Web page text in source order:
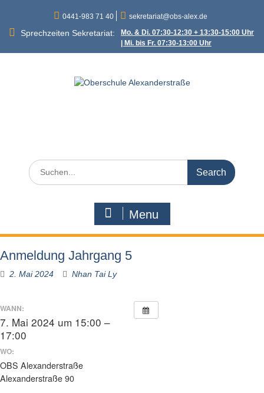
content
0441-983 71 40 sekretariat@obs-alex.de
Sprechzeiten Sekretariat:
Mo. & Di. 07:30-12:30 + 13:30-15:00 Uhr
| Mi. bis Fr. 07:30-13:00 Uhr
Search
for:
Menu
Anmeldung Jahrgang 5
2. Mai 2024 Nhan Tai Ly
WANN:
7. Mai 2024 um 15:00 –
17:00
WO:
OBS Alexanderstraße
Alexanderstraße 90